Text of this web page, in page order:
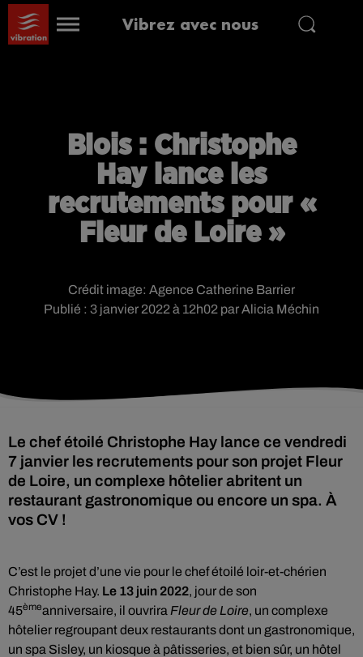
Vibrez avec nous
Blois : Christophe
Hay lance les
recrutements pour «
Fleur de Loire »
Publié : 3 janvier 2022 à 12h02 par Alicia Méchin
Crédit image: Agence Catherine Barrier
Le chef étoilé Christophe Hay lance ce vendredi
7 janvier les recrutements pour son projet Fleur
de Loire, un complexe hôtelier abritent un
restaurant gastronomique ou encore un spa. À
vos CV !
C’est le projet d’une vie pour le chef étoilé loir-et-chérien
Christophe Hay. Le 13 juin 2022, jour de son
45èmeanniversaire, il ouvrira Fleur de Loire, un complexe
hôtelier regroupant deux restaurants dont un gastronomique,
un spa Sisley, un kiosque à pâtisseries, et bien sûr, un hôtel